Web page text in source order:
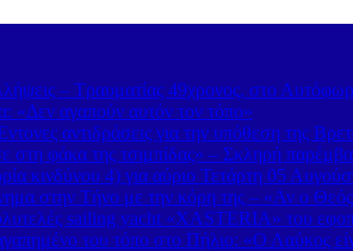
– Τραυματίας 49χρονος, στο
«Δεν αγαπούν αυτόν τον τόπο»
αντιδράσεις για την υπόθεση της
φάκα της τσιμπίδας» – Σκληρή
κινδύνου 4) για αύριο Τετάρτη 05
στην Τήνο με την κόρη της – «Αν ο Θεός
sailing yacht «XASTERIA» του
του τόπο στο Πήλιο: «Ο Λαύκος